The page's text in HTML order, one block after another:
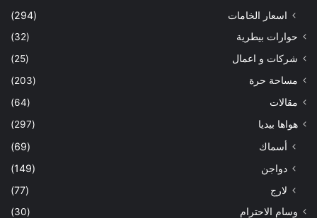
اسعار الخامات
(294)
حوارات بيطرية
(32)
شركات و اعمال
(25)
مساحة حرة
(203)
مقالات
(64)
هواها بيديا
(297)
أسماك
(69)
دواجن
(149)
لارج
(77)
وسام الاحترام (30)